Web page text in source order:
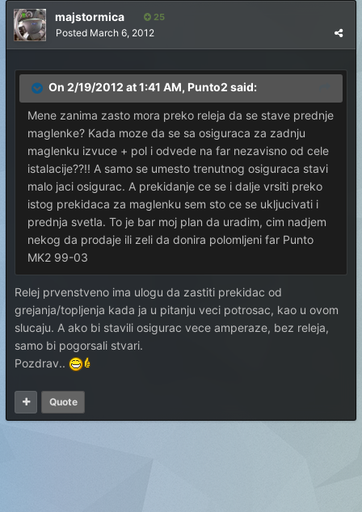
majstormica 25
Posted March 6, 2012
On 2/19/2012 at 1:41 AM, Punto2 said:
Mene zanima zasto mora preko releja da se stave prednje
maglenke? Kada moze da se sa osiguraca za zadnju
maglenku izvuce + pol i odvede na far nezavisno od cele
istalacije??!! A samo se umesto trenutnog osiguraca stavi
malo jaci osigurac. A prekidanje ce se i dalje vrsiti preko
istog prekidaca za maglenku sem sto ce se ukljucivati i
prednja svetla. To je bar moj plan da uradim, cim nadjem
nekog da prodaje ili zeli da donira polomljeni far Punto
MK2 99-03
Relej prvenstveno ima ulogu da zastiti prekidac od
grejanja/topljenja kada ja u pitanju veci potrosac, kao u ovom
slucaju. A ako bi stavili osigurac vece amperaze, bez releja,
samo bi pogorsali stvari.
Pozdrav..
Quote